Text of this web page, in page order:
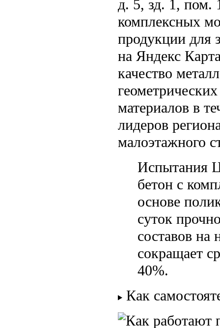
д. 5, зд. 1, пом.
комплексных
продукции для
на Яндекс
качество
материалов в
лидеров
малоэтажного
Испытания
бетон с
основе
суток
составов на
сокращает
40%.
Как